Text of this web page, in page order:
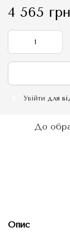
4 565 грн
Увійти для
До
Опис